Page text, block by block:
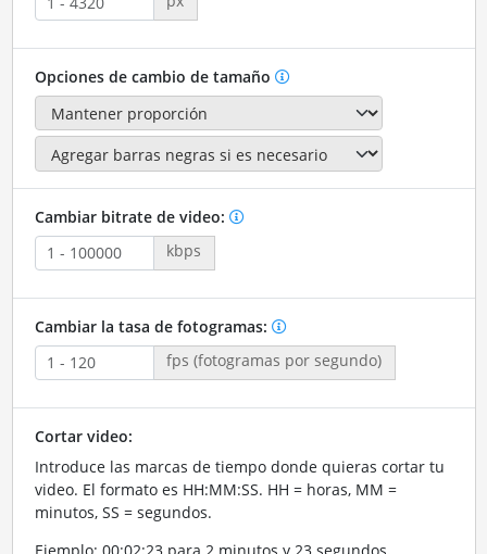
Opciones de cambio de tamaño
Cambiar bitrate de video:
kbps
Cambiar la tasa de fotogramas:
fps (fotogramas por segundo)
Cortar video:
Introduce las marcas de tiempo donde quieras cortar tu
video. El formato es HH:MM:SS. HH = horas, MM =
minutos, SS = segundos.